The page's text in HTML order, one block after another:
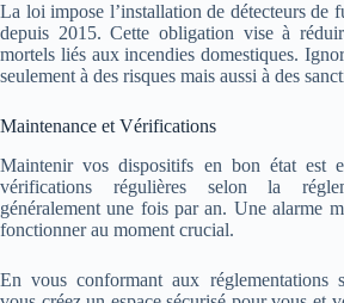
La loi impose l’installation de détecteurs de
depuis 2015. Cette obligation vise à
mortels liés aux incendies domestiques.
seulement à des risques mais aussi à des
Maintenance et Vérifications
Maintenir vos dispositifs en bon état est
vérifications régulières selon la
généralement une fois par an. Une alarme
fonctionner au moment crucial.
En vous conformant aux réglementations